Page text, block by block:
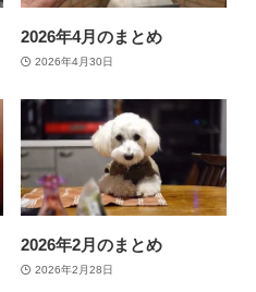
2026年4月のまとめ
2026年4月30日
2026年2月のまとめ
2026年2月28日